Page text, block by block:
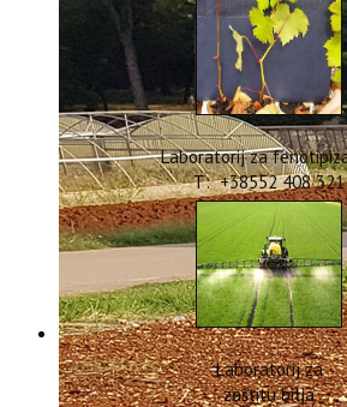
Laboratorij za
T: +38552 408 321
Laboratorij za
zaštitu bilja